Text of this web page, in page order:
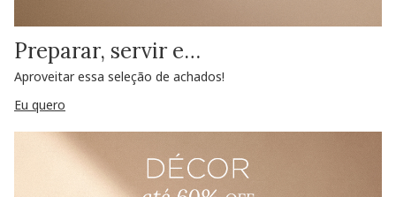
Preparar, servir e…
Aproveitar essa seleção de achados!
Eu quero